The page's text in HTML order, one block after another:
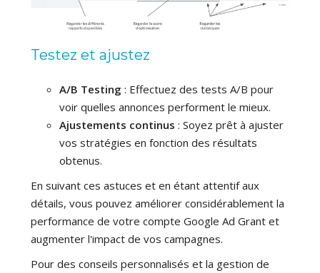
Testez et ajustez
A/B Testing : Effectuez des tests A/B pour
voir quelles annonces performent le mieux.
Ajustements continus : Soyez prêt à ajuster
vos stratégies en fonction des résultats
obtenus.
En suivant ces astuces et en étant attentif aux
détails, vous pouvez améliorer considérablement la
performance de votre compte Google Ad Grant et
augmenter l'impact de vos campagnes.
Pour des conseils personnalisés et la gestion de